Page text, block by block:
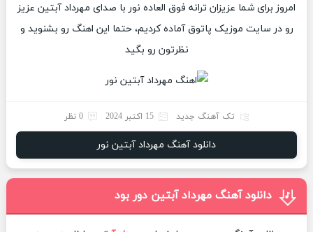
امروز برای شما عزیزان ترانه فوق العاده نور با صدای مهرداد آبتین عزیز
رو در سایت موزیک پاتوق آماده کردیم، حتما این اهنگ رو بشنوید و
نظرتون رو بگید
تک آهنگ جدید 15 اکتبر 2024 0 نظر
دانلود آهنگ مهرداد آبتین نور
دانلود آهنگ مهرداد آبتین دور بود